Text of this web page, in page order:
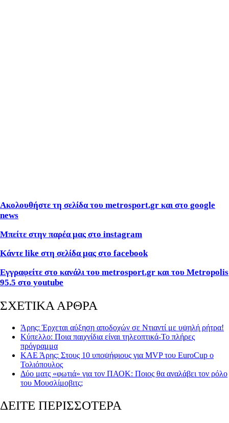
Ακολουθήστε τη σελίδα του metrosport.gr και στο google
news
Μπείτε στην παρέα μας στο instagram
Κάντε like στη σελίδα μας στο facebook
Εγγραφείτε στο κανάλι του metrosport.gr και του Metropolis
95.5 στο youtube
ΣΧΕΤΙΚΑ ΑΡΘΡΑ
Άρης: Έρχεται αύξηση αποδοχών σε Ντιαντί με υψηλή ρήτρα!
Κύπελλο: Ποια παιχνίδια είναι τηλεοπτικά-Το πλήρες
πρόγραμμα
ΚΑΕ Άρης: Στους 10 υποψήφιους για MVP του EuroCup ο
Τολιόπουλος
Δύο ματς «φωτιά» για τον ΠΑΟΚ: Ποιος θα αναλάβει τον ρόλο
του Μουσλίμοβιτς;
ΔΕΙΤΕ ΠΕΡΙΣΣΟΤΕΡΑ